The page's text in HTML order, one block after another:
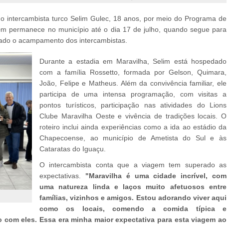
intercambista turco Selim Gulec, 18 anos, por meio do Programa de
permanece no município até o dia 17 de julho, quando segue para
o acampamento dos intercambistas.
Durante a estadia em Maravilha, Selim está hospedado
com a família Rossetto, formada por Gelson, Quimara,
João, Felipe e Matheus. Além da convivência familiar, ele
participa de uma intensa programação, com visitas a
pontos turísticos, participação nas atividades do Lions
Clube Maravilha Oeste e vivência de tradições locais. O
roteiro inclui ainda experiências como a ida ao estádio da
Chapecoense, ao município de Ametista do Sul e às
Cataratas do Iguaçu.
O intercambista conta que a viagem tem superado as
expectativas. "Maravilha é uma cidade incrível, com
uma natureza linda e laços muito afetuosos entre
famílias, vizinhos e amigos. Estou adorando viver aqui
como os locais, comendo a comida típica e
eles. Essa era minha maior expectativa para esta viagem ao